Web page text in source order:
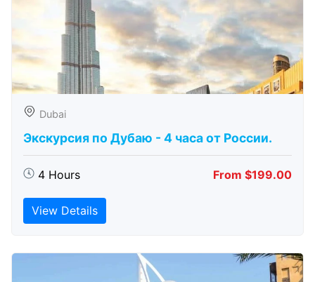
Dubai
Экскурсия по Дубаю - 4 часа от России.
4 Hours From $199.00
View Details